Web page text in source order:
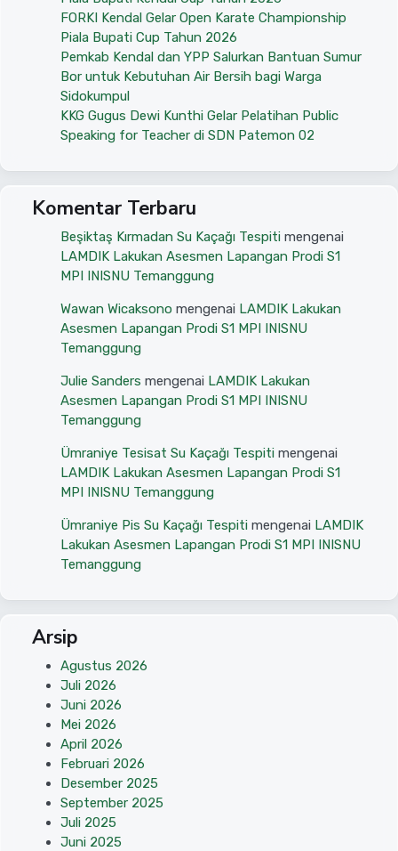
FORKI Kendal Gelar Open Karate Championship
Piala Bupati Cup Tahun 2026
Pemkab Kendal dan YPP Salurkan Bantuan Sumur
Bor untuk Kebutuhan Air Bersih bagi Warga
Sidokumpul
KKG Gugus Dewi Kunthi Gelar Pelatihan Public
Speaking for Teacher di SDN Patemon 02
Komentar Terbaru
Beşiktaş Kırmadan Su Kaçağı Tespiti mengenai
LAMDIK Lakukan Asesmen Lapangan Prodi S1
MPI INISNU Temanggung
Wawan Wicaksono mengenai LAMDIK Lakukan
Asesmen Lapangan Prodi S1 MPI INISNU
Temanggung
Julie Sanders mengenai LAMDIK Lakukan
Asesmen Lapangan Prodi S1 MPI INISNU
Temanggung
Ümraniye Tesisat Su Kaçağı Tespiti mengenai
LAMDIK Lakukan Asesmen Lapangan Prodi S1
MPI INISNU Temanggung
Ümraniye Pis Su Kaçağı Tespiti mengenai LAMDIK
Lakukan Asesmen Lapangan Prodi S1 MPI INISNU
Temanggung
Arsip
Agustus 2026
Juli 2026
Juni 2026
Mei 2026
April 2026
Februari 2026
Desember 2025
September 2025
Juli 2025
Juni 2025